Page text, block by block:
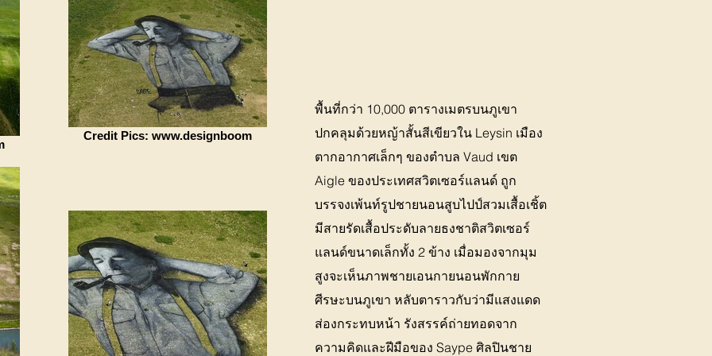
Credit Pics: www.designboom
พื้นที่กว่า 10,000 ตารางเมตรบนภูเขา
ปกคลุมด้วยหญ้าสั้นสีเขียวใน Leysin เมือง
ตากอากาศเล็กๆ ของตำบล Vaud เขต
Aigle ของประเทศสวิตเซอร์แลนด์ ถูก
บรรจงเพ้นท์รูปชายนอนสูบไปป์สวมเสื้อเชิ้ต
มีสายรัดเสื้อประดับลายธงชาติสวิตเซอร์
แลนด์ขนาดเล็กทั้ง 2 ข้าง เมื่อมองจากมุม
สูงจะเห็นภาพชายเอนกายนอนพักกาย
ศีรษะบนภูเขา หลับตาราวกับว่ามีแสงแดด
ส่องกระทบหน้า รังสรรค์ถ่ายทอดจาก
ความคิดและฝีมือของ Saype ศิลปินชาย